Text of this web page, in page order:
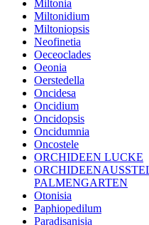
Miltonia
Miltonidium
Miltoniopsis
Neofinetia
Oeceoclades
Oeonia
Oerstedella
Oncidesa
Oncidium
Oncidopsis
Oncidumnia
Oncostele
ORCHIDEEN LUCKE
PALMENGARTEN
Otonisia
Paphiopedilum
Paradisanisia